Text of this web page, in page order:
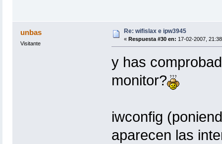
unbas
Visitante
Re: wifislax e ipw3945
« Respuesta #30 en: 17-02-2007,
y has
monitor?
iwconfig
aparecen las